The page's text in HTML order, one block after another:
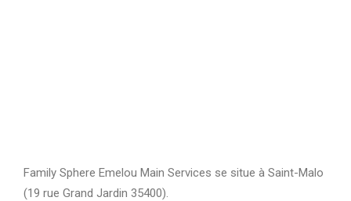
Family Sphere Emelou Main Services se situe à Saint-Malo
(19 rue Grand Jardin 35400).